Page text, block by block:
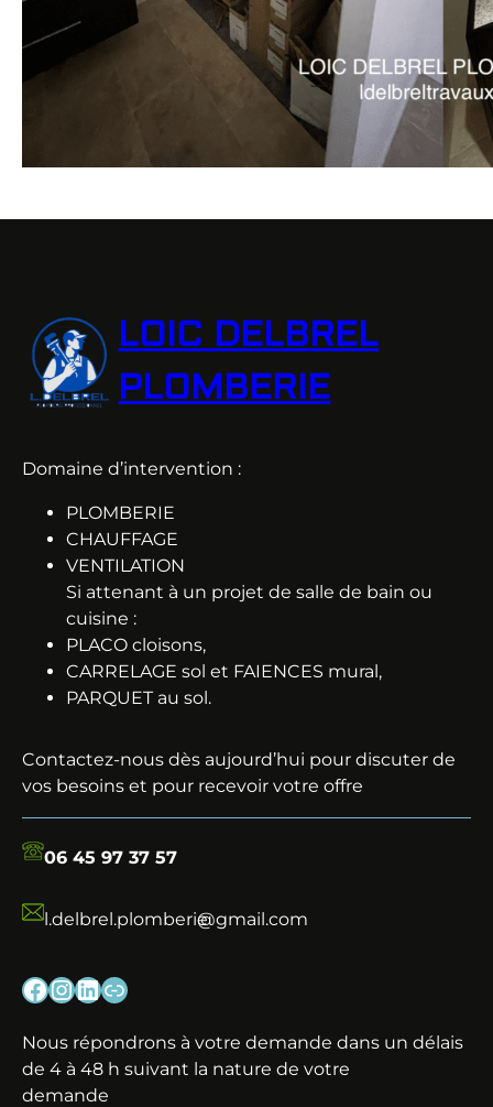
LOIC DELBREL
PLOMBERIE
Domaine d’intervention :
PLOMBERIE
CHAUFFAGE
VENTILATION
Si attenant à un projet de salle de bain ou
cuisine :
PLACO cloisons,
CARRELAGE sol et FAIENCES mural,
PARQUET au sol.
Contactez-nous dès aujourd’hui pour discuter de
vos besoins et pour recevoir votre offre
06 45 97 37 57
l.delbrel.plomberie@gmail.com
Facebook InstagramLinkedIn Lien
Nous répondrons à votre demande dans un délais
de 4 à 48 h suivant la nature de votre
demande